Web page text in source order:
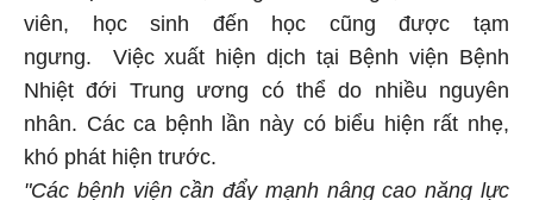
viên, học sinh đến học cũng được tạm
ngưng. Việc xuất hiện dịch tại Bệnh viện Bệnh
Nhiệt đới Trung ương có thể do nhiều nguyên
nhân. Các ca bệnh lần này có biểu hiện rất nhẹ,
khó phát hiện trước.
"Các bệnh viện cần đẩy mạnh nâng cao năng lực